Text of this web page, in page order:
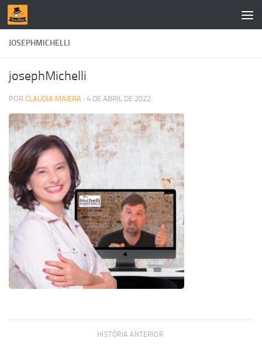
Skip to content
JOSEPHMICHELLI
josephMichelli
POR CLAUDIA MAIERA · 4 DE ABRIL DE 2022
HISTÓRIA ANTERIOR